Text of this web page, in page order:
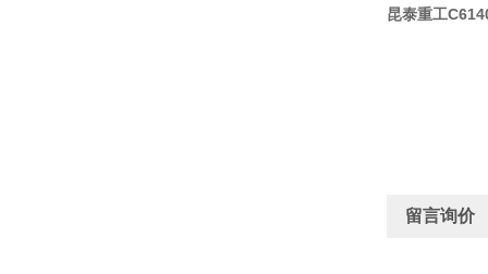
昆泰重工
留言询价